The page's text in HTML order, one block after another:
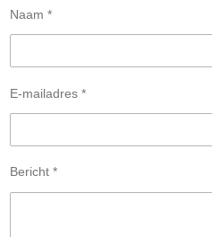
Naam *
E-mailadres *
Bericht *